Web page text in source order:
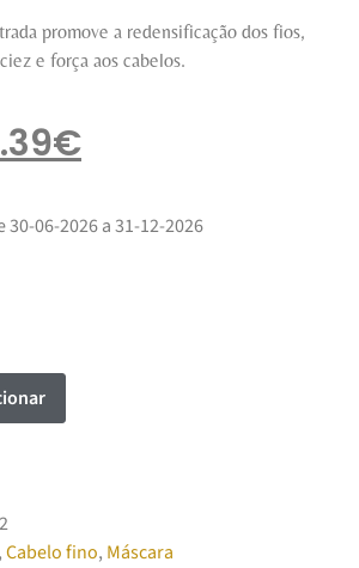
promove a redensificação dos fios,
e força aos cabelos.
€
06-2026 a 31-12-2026
,Cabelo fino, Máscara